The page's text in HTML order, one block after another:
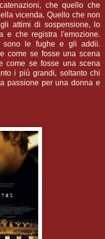
che quello che
vicenda. Quello che non
attimi di sospensione, lo
e che registra l'emozione.
sono le fughe e gli addii.
come se fosse una scena
come se fosse una scena
i più grandi, soltanto chi
passione per una donna e